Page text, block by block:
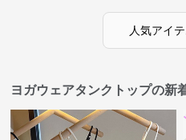
人気アイ
ヨガウェアタンクトップの新